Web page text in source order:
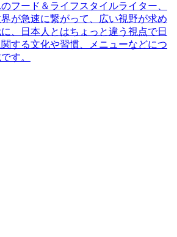
フード＆ライフスタイルライター、
が急速に繋がって、広い視野が求め
、日本人とはちょっと違う視点で日
する文化や習慣、メニューなどにつ
す。